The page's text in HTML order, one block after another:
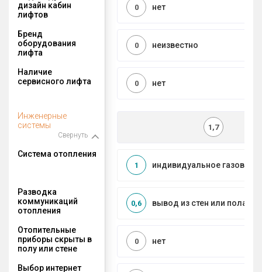
дизайн кабин
лифтов
нет
0
Бренд
оборудования
лифта
неизвестно
0
Наличие
сервисного лифта
нет
0
Инженерные
системы
Свернуть
1,7
Система отопления
индивидуальное газовое
1
Разводка
коммуникаций
отопления
вывод из стен или пола
0,6
Отопительные
приборы скрыты в
полу или стене
нет
0
Выбор интернет